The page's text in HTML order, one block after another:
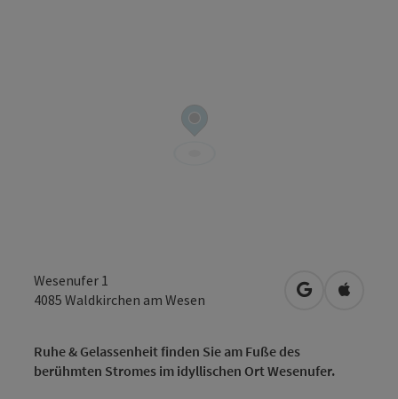
Wesenufer 1
4085 Waldkirchen am Wesen in Google
in
Ruhe & Gelassenheit finden Sie am Fuße des
berühmten Stromes im idyllischen Ort Wesenufer.